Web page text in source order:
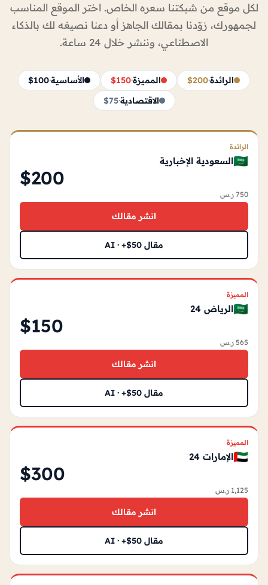
لكل موقع من شبكتنا سعره الخاص. اختر الموقع المناسب
لجمهورك، زوّدنا بمقالك الجاهز أو دعنا نصيغه لك بالذكاء
الاصطناعي، وننشر خلال 24 ساعة.
الرائدة·
$200 المميزة·
$150 الأساسية·
$100
الاقتصادية·
$75
الرائدة
🇸🇦السعودية الإخبارية
$200
750 ر.س
انشر مقالك
مقال AI · +$50
المميزة
🇸🇦الرياض 24
$150
565 ر.س
انشر مقالك
مقال AI · +$50
المميزة
🇦🇪الإمارات 24
$300
1,125 ر.س
انشر مقالك
مقال AI · +$50